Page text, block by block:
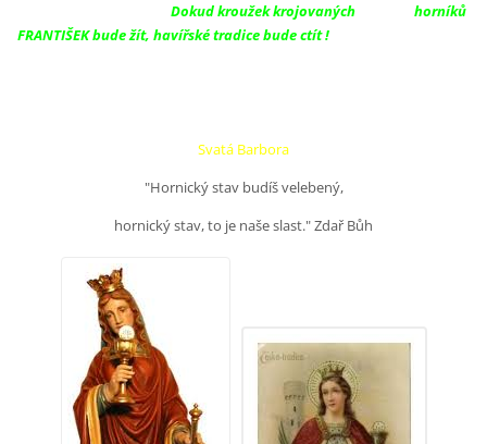
Dokud kroužek krojovaných
horníků
FRANTIŠEK bude žít, havířské tradice bude ctít !
Svatá Barbora
"Hornický stav budíš velebený,
hornický stav, to je naše slast." Zdař Bůh